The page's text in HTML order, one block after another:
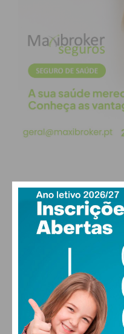
PAÇOS
17°
29°
SEG
31
TER